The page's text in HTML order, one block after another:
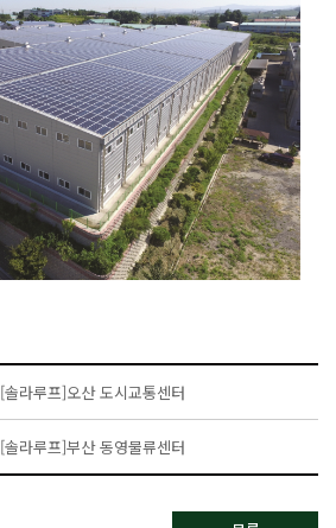
[솔라루프]오산 도시교통센터
[솔라루프]부산 동영물류센터